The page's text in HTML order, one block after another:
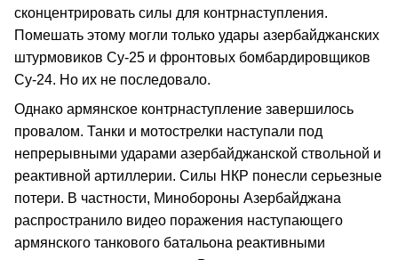
сконцентрировать силы для контрнаступления.
Помешать этому могли только удары азербайджанских
штурмовиков Су-25 и фронтовых бомбардировщиков
Су-24. Но их не последовало.
Однако армянское контрнаступление завершилось
провалом. Танки и мотострелки наступали под
непрерывными ударами азербайджанской ствольной и
реактивной артиллерии. Силы НКР понесли серьезные
потери. В частности, Минобороны Азербайджана
распространило видео поражения наступающего
армянского танкового батальона реактивными